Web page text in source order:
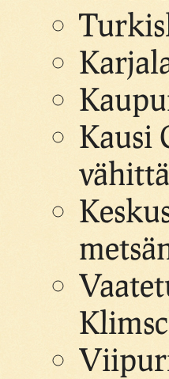
Kausi